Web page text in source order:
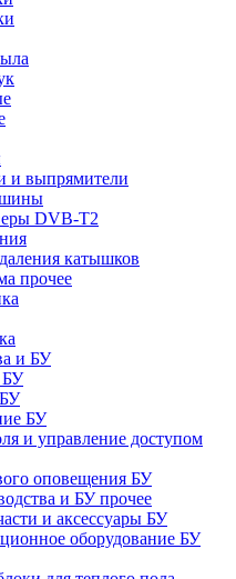
выпрямители
DVB-T2
катышков
прочее
и БУ
БУ
БУ
и управление доступом
оповещения БУ
и БУ прочее
и аксессуары БУ
оборудование БУ